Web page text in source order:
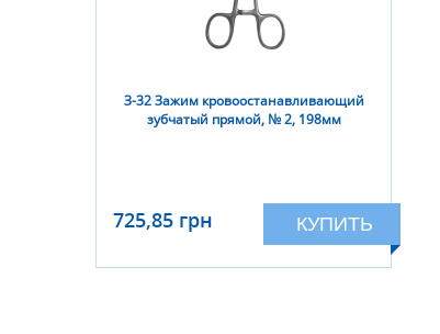
З-32 Зажим кровоостанавливающий
зубчатый прямой, № 2, 198мм
725,85 грн КУПИТЬ